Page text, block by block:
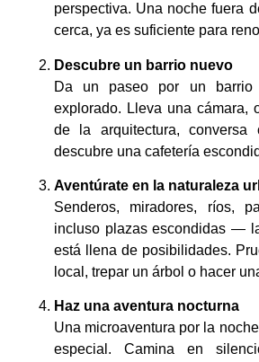
perspectiva. Una noche fuera
cerca, ya es suficiente para
Descubre un barrio nuevo
Da un paseo por un barrio
explorado. Lleva una cámara,
de la arquitectura,
descubre una cafetería
Aventúrate en la naturaleza
Senderos, miradores, ríos,
incluso plazas escondidas —
está llena de posibilidades.
local, trepar un árbol o hacer
Haz una aventura nocturna
Una microaventura por la
especial. Camina en